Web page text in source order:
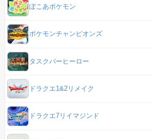
ぽこあポケモン
ポケモンチャンピオンズ
タスクバーヒーロー
ドラクエ1&2リメイク
ドラクエ7リイマジンド